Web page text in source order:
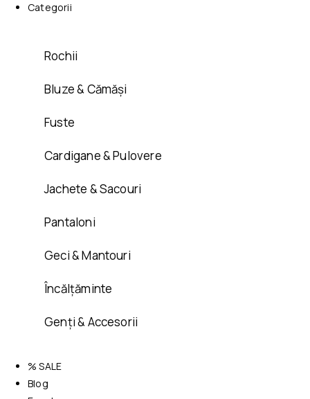
Categorii
Rochii
Bluze & Cămăși
Fuste
Cardigane & Pulovere
Jachete & Sacouri
Pantaloni
Geci & Mantouri
Încălțăminte
Genți & Accesorii
% SALE
Blog